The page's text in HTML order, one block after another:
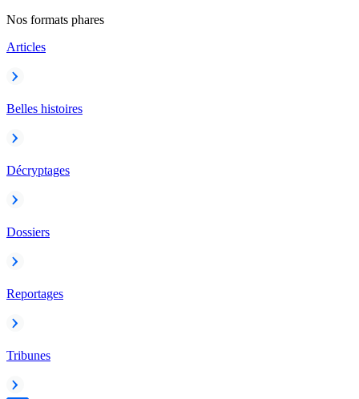
Nos formats phares
Articles
Belles histoires
Décryptages
Dossiers
Reportages
Tribunes